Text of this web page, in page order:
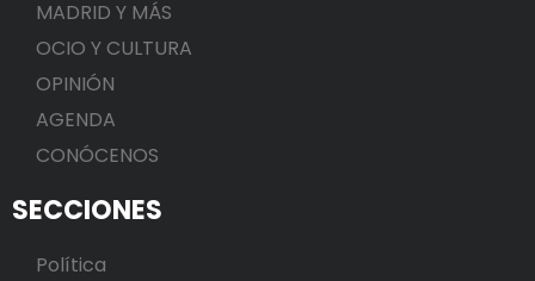
MADRID Y MÁS
OCIO Y CULTURA
OPINIÓN
AGENDA
CONÓCENOS
SECCIONES
Política